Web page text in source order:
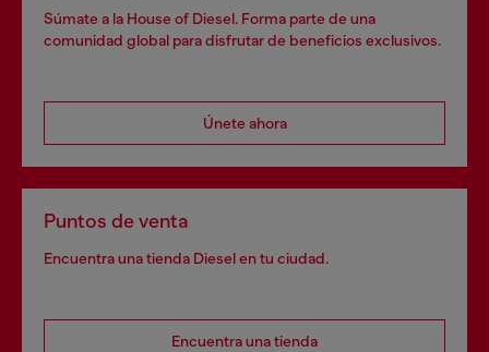
Súmate a la House of Diesel. Forma parte de una
comunidad global para disfrutar de beneficios exclusivos.
Únete ahora
Puntos de venta
Encuentra una tienda Diesel en tu ciudad.
Encuentra una tienda